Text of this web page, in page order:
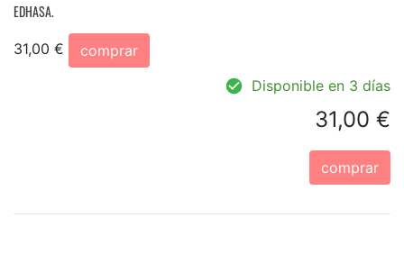
EDHASA.
31,00 €
comprar
Disponible en 3 días
31,00 €
comprar